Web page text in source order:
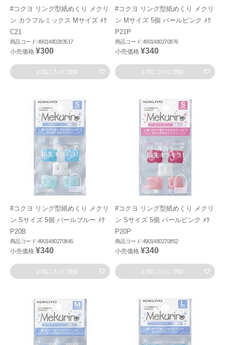
#コクヨ リング型紙めくり メクリ
ン カラフルミックス Mサイズ ﾒｸ
C21
商品コード:4901480283517
小売価格 ¥300
お気に入りに登録
#コクヨ リング型紙めくり メクリ
ン Mサイズ 5個 パールピンク ﾒｸ
P21P
商品コード:4901480270876
小売価格 ¥340
お気に入りに登録
#コクヨ リング型紙めくり メクリ
ン Sサイズ 5個 パールブルー ﾒｸ
P20B
商品コード:4901480270845
小売価格 ¥340
お気に入りに登録
#コクヨ リング型紙めくり メクリ
ン Sサイズ 5個 パールピンク ﾒｸ
P20P
商品コード:4901480270852
小売価格 ¥340
お気に入りに登録